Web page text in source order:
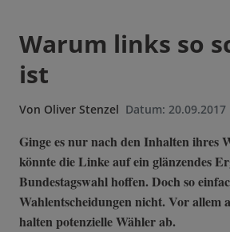
Warum links so
ist
Von Oliver Stenzel Datum: 20.09.2017
Ginge es nur nach den Inhalten ihres
könnte die Linke auf ein glänzendes
Bundestagswahl hoffen. Doch so
Wahlentscheidungen nicht. Vor allem
halten potenzielle Wähler ab.